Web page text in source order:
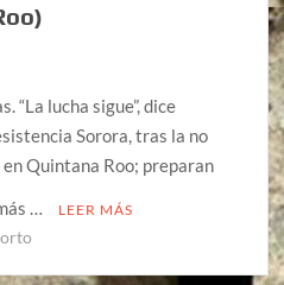
“La lucha sigue”, dice
Sorora, tras la no
Quintana Roo; preparan
…
LEER MÁS